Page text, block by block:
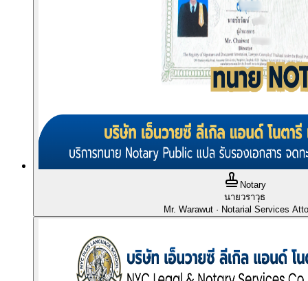
Notary
นายวราวุธ
Mr. Warawut · Notarial Services